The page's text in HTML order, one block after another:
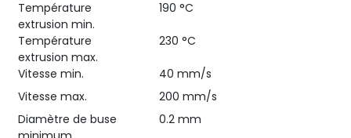
Température
extrusion min.
190 °C
Température
extrusion max.
230 °C
Vitesse min.
40 mm/s
Vitesse max.
200 mm/s
Diamètre de buse
0.2 mm